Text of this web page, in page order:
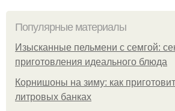
Популярные материалы
Изысканные пельмени с семгой:
приготовления идеального блюда
Корнишоны на зиму: как
литровых банках